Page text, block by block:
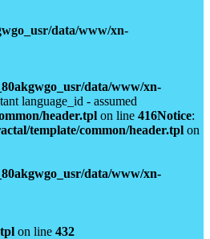
data/www/xn-
data/www/xn-
language_id - assumed
header.tpl on line 416Notice:
template/common/header.tpl on
data/www/xn-
on line 432